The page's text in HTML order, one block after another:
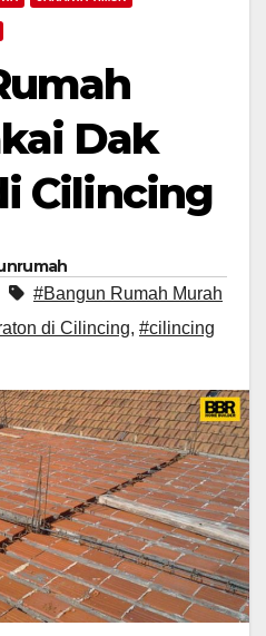
Dak
Cilincing
#Bangun Rumah Murah
di Cilincing, #cilincing